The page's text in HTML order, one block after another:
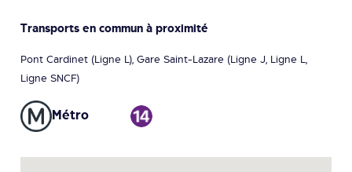
Transports en commun à proximité
Pont Cardinet (Ligne L), Gare Saint-Lazare (Ligne J, Ligne L,
Ligne SNCF)
Métro